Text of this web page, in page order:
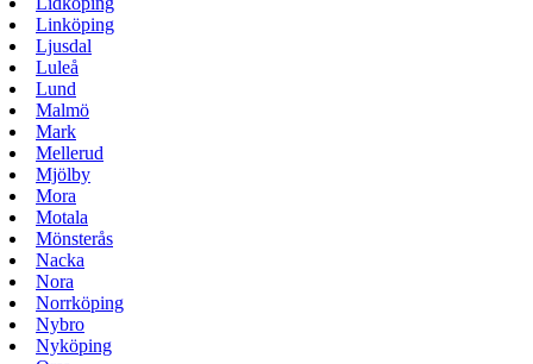
Linköping
Ljusdal
Luleå
Lund
Malmö
Mark
Mellerud
Mjölby
Mora
Motala
Mönsterås
Nacka
Nora
Norrköping
Nybro
Nyköping